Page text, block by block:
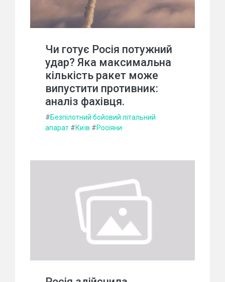
Чи готує Росія потужний
удар? Яка максимальна
кількість ракет може
випустити противник:
аналіз фахівця.
#Безпілотний бойовий літальний
апарат #Київ #Росіяни